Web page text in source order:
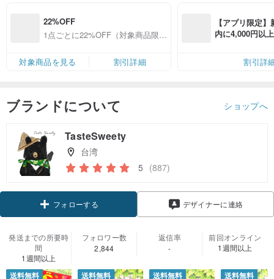
22%OFF
1点ごとに22%OFF（対象商品限
対象商品を見る
割引詳細
【アプリ限定
内に4,000円以
割引詳
ブランドについて ショップへ
TasteSweety
台湾
5 (887)
デザイナーに連絡
発送までの所要時
間
1週間以上
フォロワー数
2,844
返信率
-
前回オンライン
1週間以上
送料無料 送料無料 送料無料 送料無料